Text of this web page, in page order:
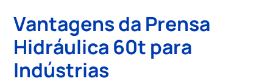
Vantagens da Prensa
Hidráulica 60t para
Indústrias